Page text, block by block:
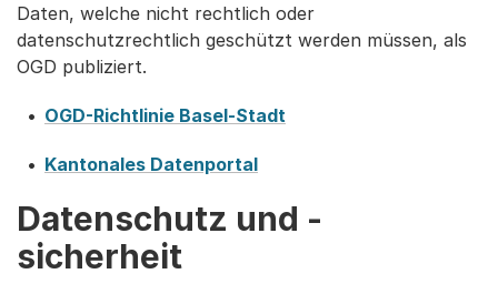
Daten, welche nicht rechtlich oder
datenschutzrechtlich geschützt werden müssen, als
OGD publiziert.
OGD-Richtlinie Basel-Stadt
Kantonales Datenportal
Datenschutz und -
sicherheit